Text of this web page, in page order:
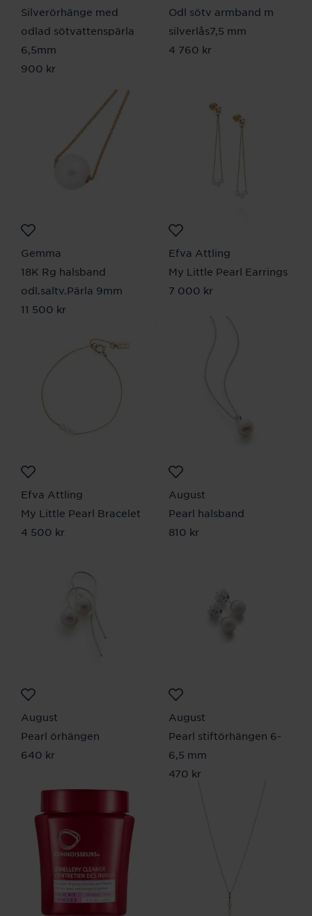
Silverörhänge med
odlad sötvattenspärla
6,5mm
Pris: 900 kr
900 kr
Odl sötv armband m
silverlås7,5 mm
Pris:4 760 kr
4 760 kr
Gemma
18K Rg halsband
odl.saltv.Pärla 9mm
Pris:11 500 kr
11 500 kr
Efva Attling
My Little Pearl Earrings
Pris:7 000 kr
7 000 kr
Efva Attling
My Little Pearl Bracelet
Pris:4 500 kr
4 500 kr
August
Pearl halsband
Pris :810 kr
810 kr
August
Pearl örhängen
Pris: 640 kr
640 kr
August
Pearl stiftörhängen 6-
6,5 mm
Pris:470 kr
470 kr